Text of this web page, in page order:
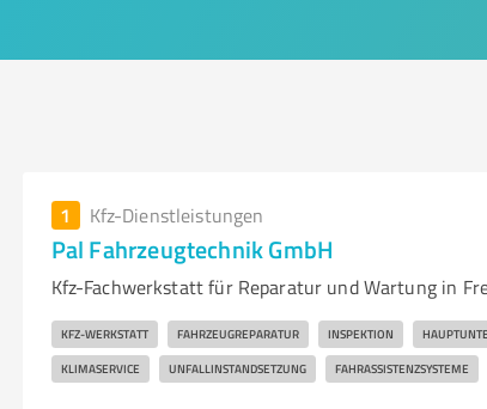
1 Kfz-Dienstleistungen
Pal Fahrzeugtechnik GmbH
Kfz-Fachwerkstatt für Reparatur und Wartung in
KFZ-WERKSTATT FAHRZEUGREPARATUR INSPEKTION
KLIMASERVICE UNFALLINSTANDSETZUNG FAHRASSISTENZSYSTEME